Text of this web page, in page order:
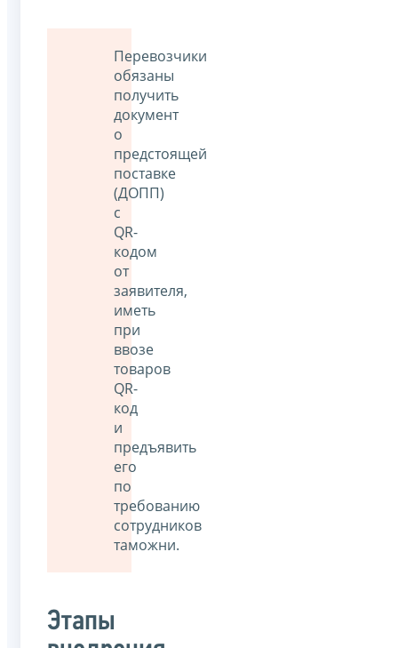
Перевозчики
обязаны
получить
документ
о
предстоящей
поставке
(ДОПП)
с
QR-
кодом
от
заявителя,
иметь
при
ввозе
товаров
QR-
код
и
предъявить
его
по
требованию
сотрудников
таможни.
Этапы